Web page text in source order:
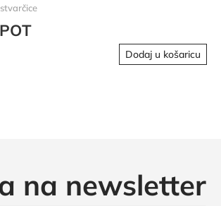
Dodaj u košaricu
na newsletter